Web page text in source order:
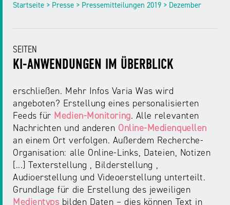
Startseite > Presse > Pressemitteilungen 2019 > Dezember
SEITEN
KI-ANWENDUNGEN IM ÜBERBLICK
erschließen. Mehr Infos Varia Was wird
angeboten? Erstellung eines personalisierten
Feeds für Medien-Monitoring. Alle relevanten
Nachrichten und anderen Online-Medienquellen
an einem Ort verfolgen. Außerdem Recherche-
Organisation: alle Online-Links, Dateien, Notizen
[...] Texterstellung , Bilderstellung ,
Audioerstellung und Videoerstellung unterteilt.
Grundlage für die Erstellung des jeweiligen
Medientyps bilden Daten – dies können Text in